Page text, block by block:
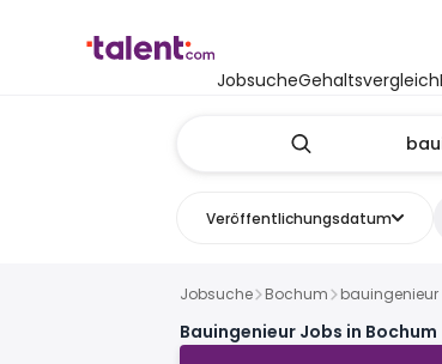
JobsucheGehaltsvergleich
Veröffentlichungsdatum
Jobsuche Bochum bauingenieur
Bauingenieur Jobs in Bochum